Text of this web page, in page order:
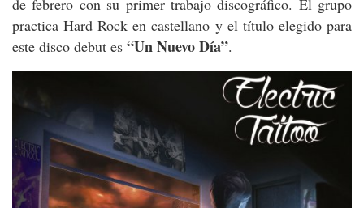
de febrero con su primer trabajo discográfico. El grupo
practica Hard Rock en castellano y el título elegido para
este disco debut es “Un Nuevo Día”.